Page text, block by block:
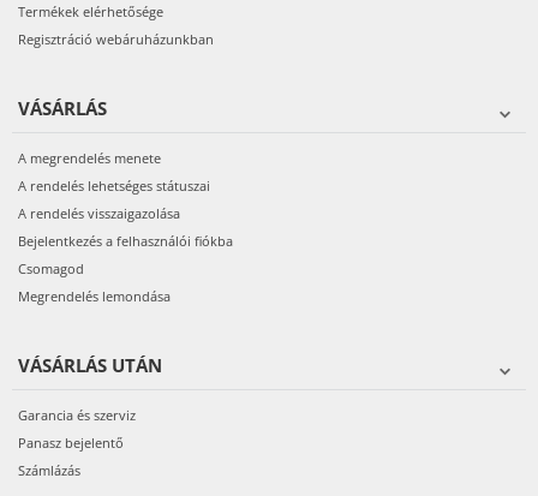
Termékek elérhetősége
Regisztráció webáruházunkban
VÁSÁRLÁS
A megrendelés menete
A rendelés lehetséges státuszai
A rendelés visszaigazolása
Bejelentkezés a felhasználói fiókba
Csomagod
Megrendelés lemondása
VÁSÁRLÁS UTÁN
Garancia és szerviz
Panasz bejelentő
Számlázás